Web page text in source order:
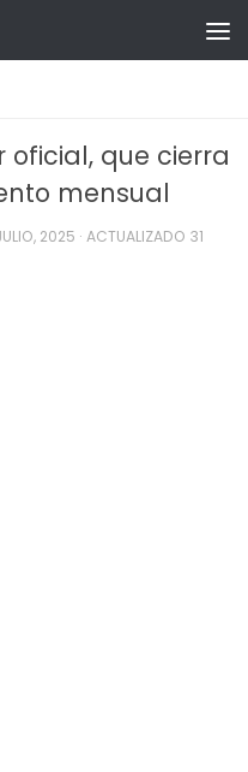
que cierra
mensual
2025 · ACTUALIZADO 31